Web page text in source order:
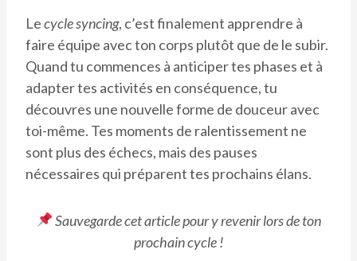
Lecycle syncing, c’est finalement apprendre à
faire équipe avec ton corps plutôt que de le subir.
Quand tu commences à anticiper tes phases et à
adapter tes activités en conséquence, tu
découvres une nouvelle forme de douceur avec
toi-même. Tes moments de ralentissement ne
sont plus des échecs, mais des pauses
nécessaires qui préparent tes prochains élans.
Sauvegarde cet article pour y revenir lors de ton
prochain cycle !